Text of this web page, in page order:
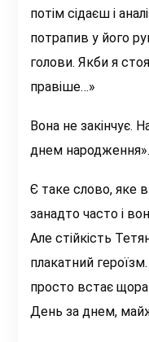
потім сідаєш і
потрапив у його
голови. Якби я
правіше…»
Вона не закінчує.
днем народження».
Є таке слово, яке
занадто часто і
Але стійкість
плакатний
просто встає
День за днем,